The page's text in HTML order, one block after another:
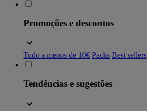
Promoções e descontos
Tudo a menos de 10€ Packs Best sellers
Tendências e sugestões